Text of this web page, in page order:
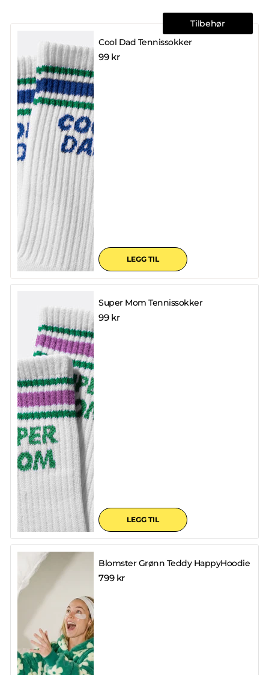
Tilbehør
Cool Dad Tennissokker
99 kr
LEGG TIL
Super Mom Tennissokker
99 kr
LEGG TIL
Blomster Grønn Teddy HappyHoodie
799 kr